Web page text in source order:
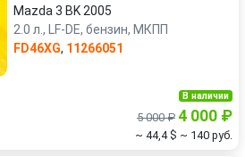
Mazda 3 BK 2005
2.0 л., LF-DE, бензин, МКПП
FD46XG, 11266051
В наличии
5 000 ₽ 4 000 ₽
~ 44,4 $ ~ 140 руб.